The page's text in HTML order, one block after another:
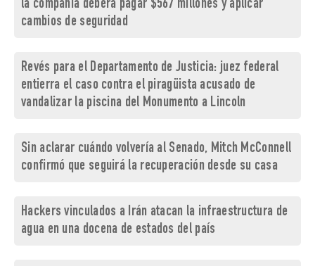
la compañía deberá pagar $567 millones y aplicar
cambios de seguridad
Revés para el Departamento de Justicia: juez federal
entierra el caso contra el piragüista acusado de
vandalizar la piscina del Monumento a Lincoln
Sin aclarar cuándo volvería al Senado, Mitch McConnell
confirmó que seguirá la recuperación desde su casa
Hackers vinculados a Irán atacan la infraestructura de
agua en una docena de estados del país